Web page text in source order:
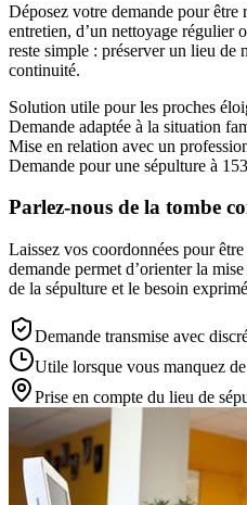
Déposez votre demande pour être
entretien, d’un nettoyage régulier
reste simple : préserver un lieu de
continuité.
Solution utile pour les proches
Demande adaptée à la situation
Mise en relation avec un
Demande pour une sépulture à
Parlez-nous de la tombe
Laissez vos coordonnées pour
demande permet d’orienter la
de la sépulture et le besoin
Demande transmise avec
Utile lorsque vous manquez
Prise en compte du lieu de